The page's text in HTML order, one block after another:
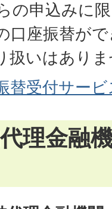
の申込みに
口座振替が
扱いはあり
替受付サービ
理金融